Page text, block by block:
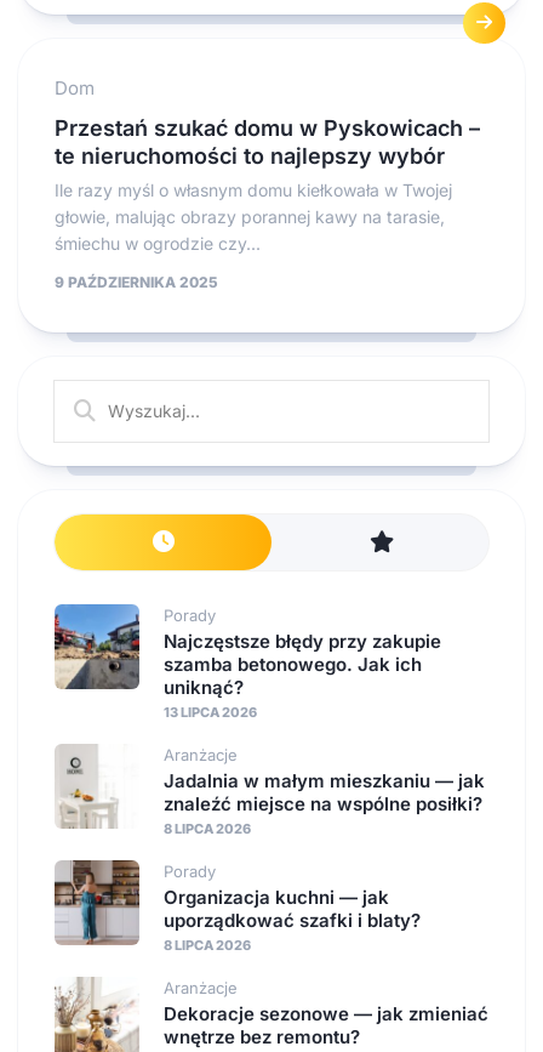
Dom
Przestań szukać domu w Pyskowicach –
te nieruchomości to najlepszy wybór
Ile razy myśl o własnym domu kiełkowała w Twojej
głowie, malując obrazy porannej kawy na tarasie,
śmiechu w ogrodzie czy...
9 PAŹDZIERNIKA 2025
Porady
Najczęstsze błędy przy zakupie
szamba betonowego. Jak ich
uniknąć?
13 LIPCA 2026
Aranżacje
Jadalnia w małym mieszkaniu — jak
znaleźć miejsce na wspólne posiłki?
8 LIPCA 2026
Porady
Organizacja kuchni — jak
uporządkować szafki i blaty?
8 LIPCA 2026
Aranżacje
Dekoracje sezonowe — jak zmieniać
wnętrze bez remontu?